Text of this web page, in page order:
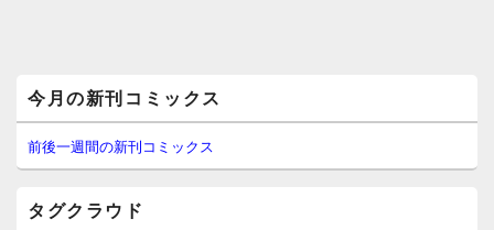
イ
ン
サ
イ
今月の新刊コミックス
前後一週間の新刊コミックス
タグクラウド